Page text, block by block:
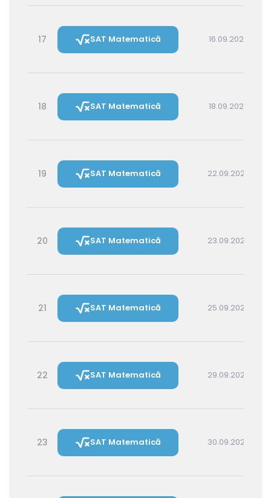
17 SAT Matematică 16.09.2026 14:30
18 SAT Matematică 18.09.2026 16:00
19 SAT Matematică 22.09.2026 16:00
20 SAT Matematică 23.09.2026 14:30
21 SAT Matematică 25.09.2026 16:00
22 SAT Matematică 29.09.2026 16:00
23 SAT Matematică 30.09.2026 14:30